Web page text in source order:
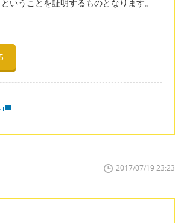
いうことを証明するものとなります。
5
2017/07/19 23:23